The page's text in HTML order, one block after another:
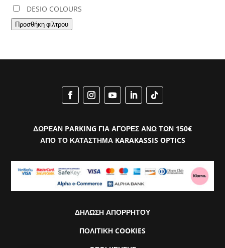
DESIO COLOURS
Προσθήκη φίλτρου
ΔΩΡΕΑΝ PARKING ΓΙΑ ΑΓΟΡΕΣ ΑΝΩ ΤΩΝ 150€
ΑΠΟ ΤΟ ΚΑΤΑΣΤΗΜΑ KARAKASSIS OPTICS
ΔΗΛΩΣΗ ΑΠΟΡΡΗΤΟΥ
ΠΟΛΙΤΙΚΗ COOKIES